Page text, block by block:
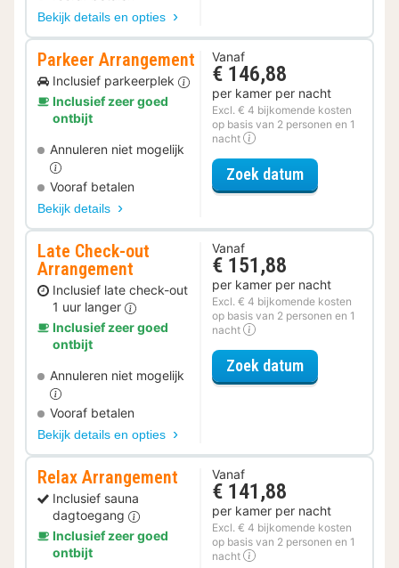
Bekijk details en opties
Parkeer Arrangement
Inclusief parkeerplek
Inclusief zeer goed
ontbijt
Annuleren niet mogelijk
Vooraf betalen
Bekijk details
Vanaf
€ 146,88
per kamer per nacht
Excl. € 4 bijkomende kosten
op basis van 2 personen en 1
nacht
Zoek datumvoor Parkeer
Late Check-out
Arrangement
Inclusief late check-out
1 uur langer
Inclusief zeer goed
ontbijt
Annuleren niet mogelijk
Vooraf betalen
Bekijk details en opties
Vanaf
€ 151,88
per kamer per nacht
Excl. € 4 bijkomende kosten
op basis van 2 personen en 1
nacht
Zoek datumvoor Late
Relax Arrangement
Inclusief sauna
dagtoegang
Inclusief zeer goed
ontbijt
Vanaf
€ 141,88
per kamer per nacht
Excl. € 4 bijkomende kosten
op basis van 2 personen en 1
nacht